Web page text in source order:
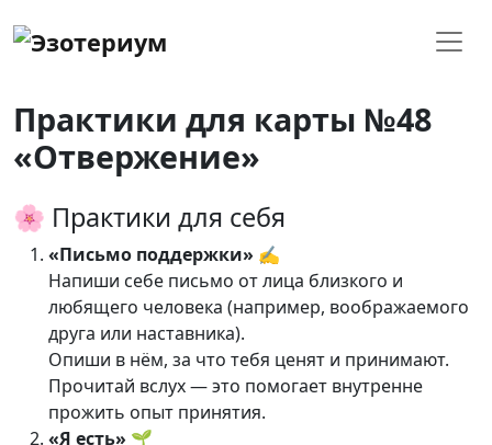
Практики для карты №48
«Отвержение»
🌸 Практики для себя
«Письмо поддержки» ✍️
Напиши себе письмо от лица близкого и
любящего человека (например, воображаемого
друга или наставника).
Опиши в нём, за что тебя ценят и принимают.
Прочитай вслух — это помогает внутренне
прожить опыт принятия.
«Я есть» 🌱